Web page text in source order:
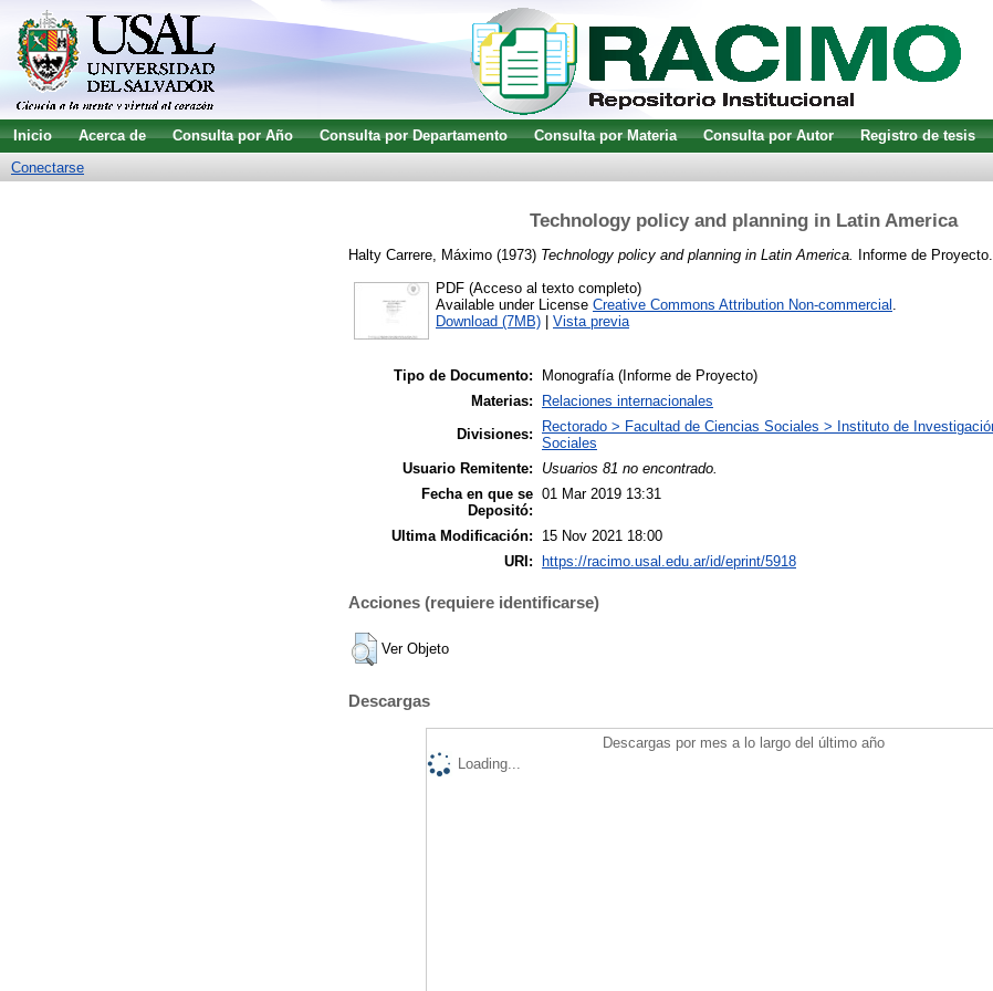
Inicio Acerca de Consulta por Año Consulta por Departamento Consulta por Materia Consulta por Autor Registro de tesis
Conectarse
Technology policy and planning in Latin America
Halty Carrere, Máximo (1973) Technology policy and planning in Latin America. Informe de
PDF (Acceso al texto completo)
Available under License Creative Commons Attribution Non-commercial .
Download (7MB)
Vista previa
Tipo de Documento:
Monografía (Informe de Proyecto)
Materias:
Relaciones internacionales
Divisiones:
Rectorado > Facultad de Ciencias Sociales > Instituto de
Sociales
Usuario Remitente:
Usuarios 81 no encontrado.
Fecha en que se
Depositó:
01 Mar 2019 13:31
Ultima Modificación:
15 Nov 2021 18:00
URI:
https://racimo.usal.edu.ar/id/eprint/5918
Acciones (requiere identificarse)
Ver Objeto
Descargas
Descargas por mes a lo largo del último año
Loading...